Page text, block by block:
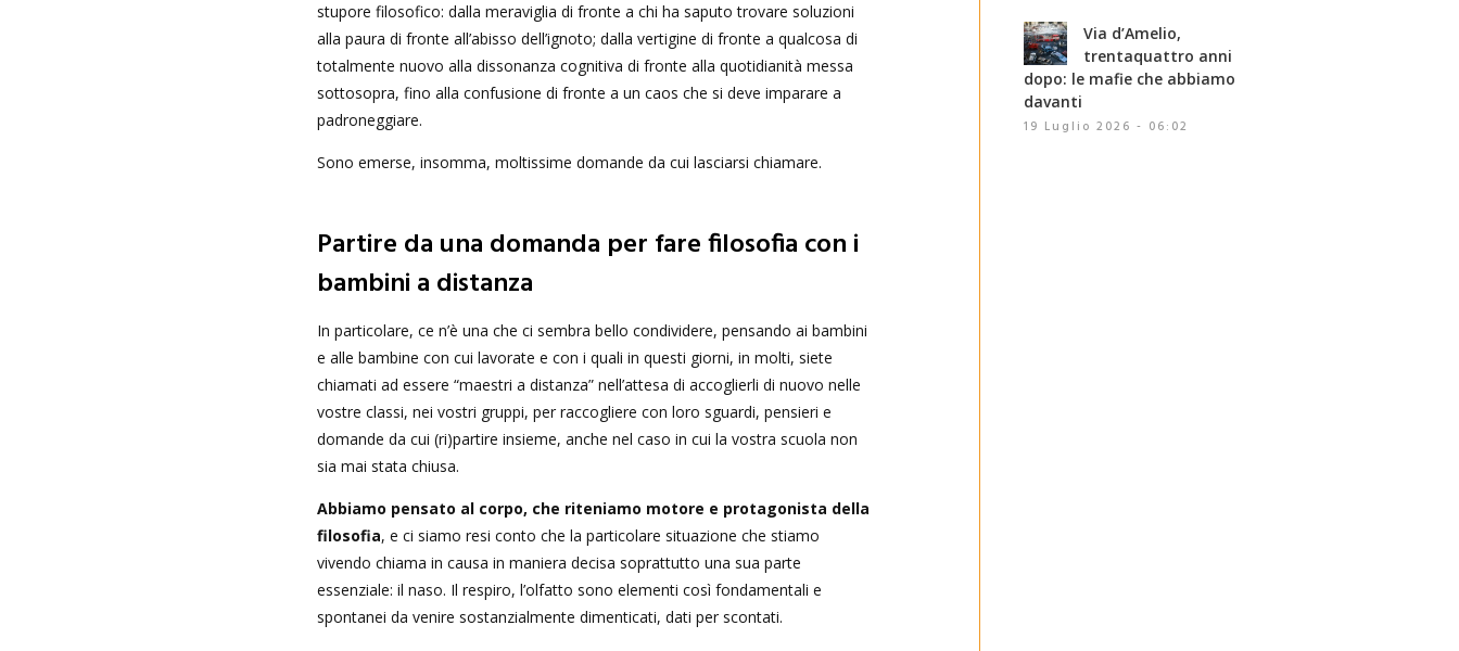
stupore filosofico: dalla meraviglia di fronte a chi ha saputo trovare soluzioni
alla paura di fronte all’abisso dell’ignoto; dalla vertigine di fronte a qualcosa di
totalmente nuovo alla dissonanza cognitiva di fronte alla quotidianità messa
sottosopra, fino alla confusione di fronte a un caos che si deve imparare a
padroneggiare.
Sono emerse, insomma, moltissime domande da cui lasciarsi chiamare.
Partire da una domanda per fare filosofia con i
bambini a distanza
In particolare, ce n’è una che ci sembra bello condividere, pensando ai bambini
e alle bambine con cui lavorate e con i quali in questi giorni, in molti, siete
chiamati ad essere “maestri a distanza” nell’attesa di accoglierli di nuovo nelle
vostre classi, nei vostri gruppi, per raccogliere con loro sguardi, pensieri e
domande da cui (ri)partire insieme, anche nel caso in cui la vostra scuola non
sia mai stata chiusa.
Abbiamo pensato al corpo, che riteniamo motore e protagonista della
filosofia, e ci siamo resi conto che la particolare situazione che stiamo
vivendo chiama in causa in maniera decisa soprattutto una sua parte
essenziale: il naso. Il respiro, l’olfatto sono elementi così fondamentali e
spontanei da venire sostanzialmente dimenticati, dati per scontati.
Via d’Amelio,
trentaquattro anni
dopo: le mafie che abbiamo
davanti
19 Luglio 2026 - 06:02